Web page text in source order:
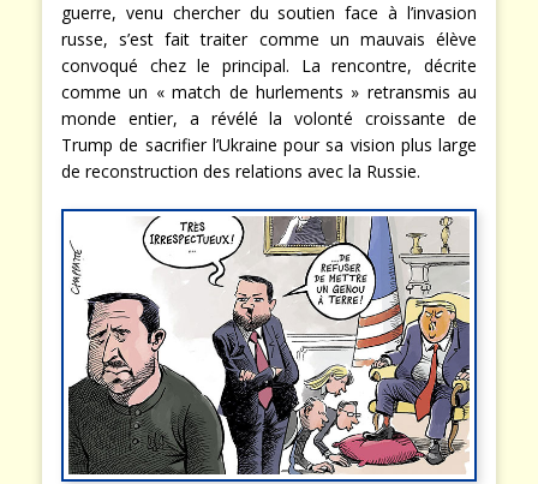
guerre, venu chercher du soutien face à l’invasion
russe, s’est fait traiter comme un mauvais élève
convoqué chez le principal. La rencontre, décrite
comme un « match de hurlements » retransmis au
monde entier, a révélé la volonté croissante de
Trump de sacrifier l’Ukraine pour sa vision plus large
de reconstruction des relations avec la Russie.